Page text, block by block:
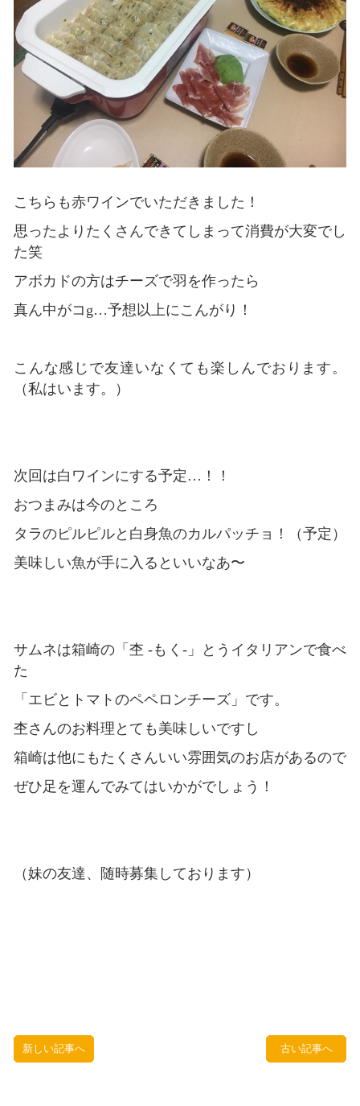
こちらも赤ワインでいただきました！
思ったよりたくさんできてしまって消費が大変でし
た笑
アボカドの方はチーズで羽を作ったら
真ん中がコg…予想以上にこんがり！
こんな感じで友達いなくても楽しんでおります。
（私はいます。）
次回は白ワインにする予定…！！
おつまみは今のところ
タラのピルピルと白身魚のカルパッチョ！（予定）
美味しい魚が手に入るといいなあ〜
サムネは箱崎の「杢 -もく-」とうイタリアンで食べ
た
「エビとトマトのペペロンチーズ」です。
杢さんのお料理とても美味しいですし
箱崎は他にもたくさんいい雰囲気のお店があるので
ぜひ足を運んでみてはいかがでしょう！
（妹の友達、随時募集しております）
新しい記事へ 古い記事へ